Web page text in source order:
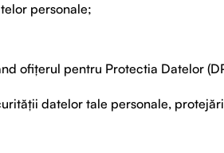
personale;
ofițerul pentru Protectia Datelor
datelor tale personale,